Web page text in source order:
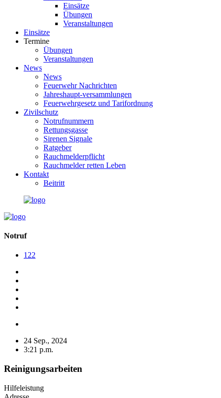
Einsätze
Übungen
Veranstaltungen
Einsätze
Termine
Übungen
Veranstaltungen
News
News
Feuerwehr Nachrichten
Jahreshaupt-versammlungen
Feuerwehrgesetz und Tarifordnung
Zivilschutz
Notrufnummern
Rettungsgasse
Sirenen Signale
Ratgeber
Rauchmelderpflicht
Rauchmelder retten Leben
Kontakt
Beitritt
Notruf
122
24 Sep., 2024
3:21 p.m.
Reinigungsarbeiten
Hilfeleistung